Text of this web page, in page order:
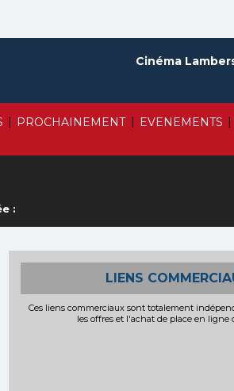
| PROCHAINEMENT | EVENEMENTS |
Cinéma
:
LIENS
Ces liens commerciaux sont totalement
les offres et l'achat de place en ligne